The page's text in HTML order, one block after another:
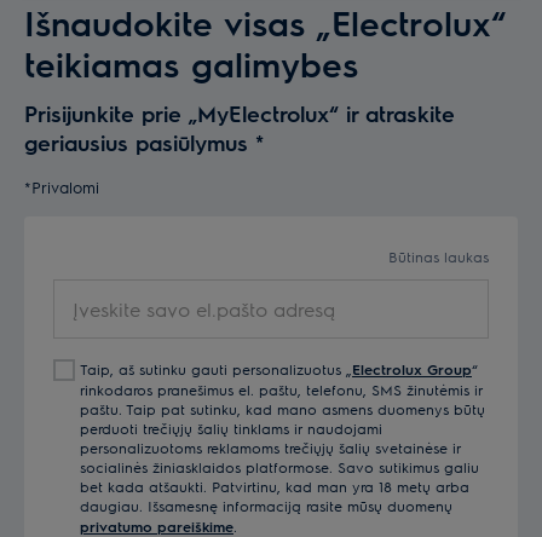
Išnaudokite visas „Electrolux“
teikiamas galimybes
Prisijunkite prie „MyElectrolux“ ir atraskite
geriausius pasiūlymus *
*Privalomi
Būtinas laukas
Taip, aš sutinku gauti personalizuotus „ Electrolux Group“
rinkodaros pranešimus el. paštu, telefonu, SMS žinutėmis ir
paštu. Taip pat sutinku, kad mano asmens duomenys būtų
perduoti trečiųjų šalių tinklams ir naudojami
personalizuotoms reklamoms trečiųjų šalių svetainėse ir
socialinės žiniasklaidos platformose. Savo sutikimus galiu
bet kada atšaukti. Patvirtinu, kad man yra 18 metų arba
daugiau. Išsamesnę informaciją rasite mūsų duomenų
privatumo pareiškime